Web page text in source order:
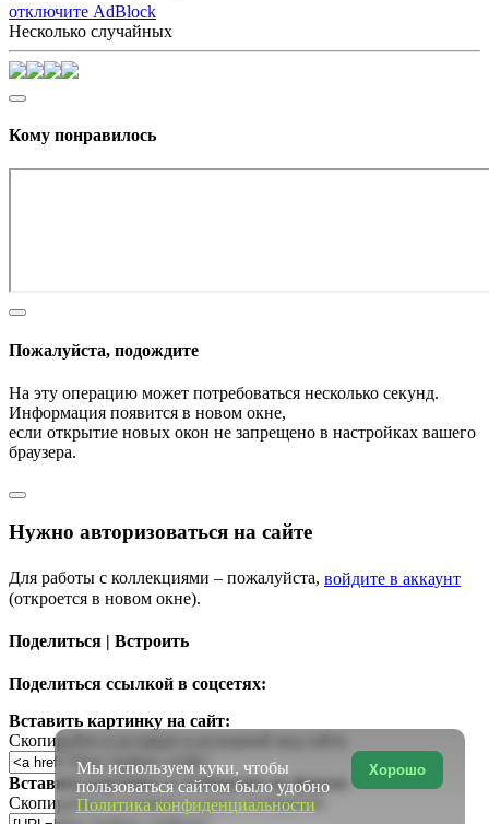
отключите AdBlock
Несколько случайных
Кому понравилось
Пожалуйста, подождите
На эту операцию может потребоваться несколько секунд.
Информация появится в новом окне,
если открытие новых окон не запрещено в настройках вашего
браузера.
Нужно авторизоваться на сайте
Для работы с коллекциями – пожалуйста, войдите в аккаунт
(откроется в новом окне).
Поделиться | Встроить
Поделиться ссылкой в соцсетях:
Вставить картинку на сайт:
Скопируйте и вставьте в исходный код сайта
Вставить картинку в сообщение на форум:
Скопируйте и вставьте в текст сообщения
Хорошо
Мы используем куки, чтобы
пользоваться сайтом было удобно
Политика конфиденциальности